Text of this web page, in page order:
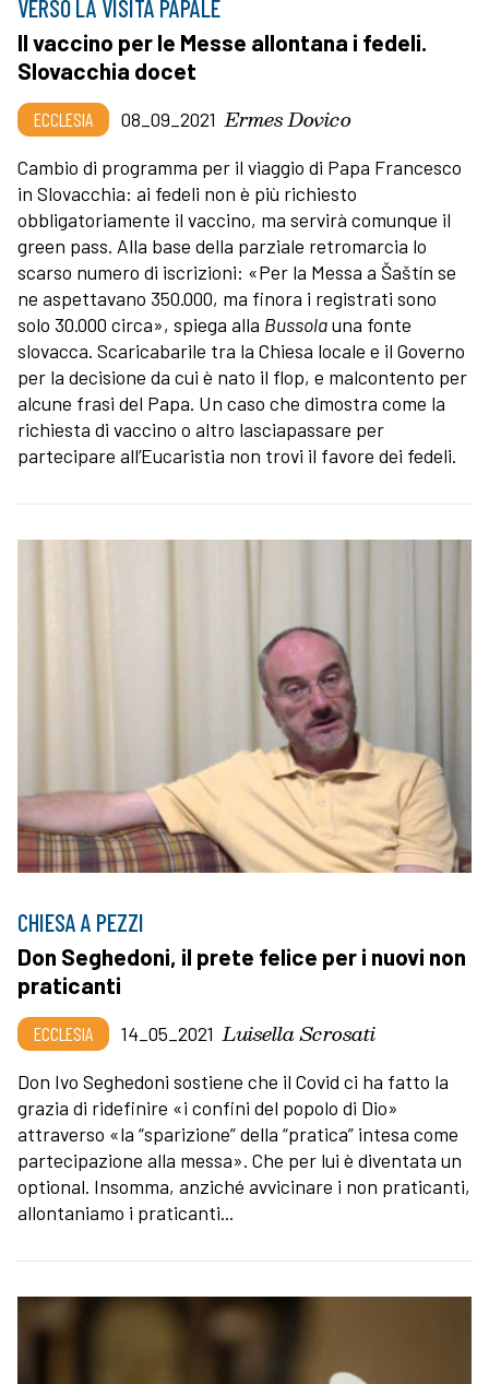
VERSO LA VISITA PAPALE
Il vaccino per le Messe allontana i fedeli.
Slovacchia docet
ECCLESIA 08_09_2021 Ermes Dovico
Cambio di programma per il viaggio di Papa Francesco
in Slovacchia: ai fedeli non è più richiesto
obbligatoriamente il vaccino, ma servirà comunque il
green pass. Alla base della parziale retromarcia lo
scarso numero di iscrizioni: «Per la Messa a Šaštín se
ne aspettavano 350.000, ma finora i registrati sono
solo 30.000 circa», spiega alla Bussolauna fonte
slovacca. Scaricabarile tra la Chiesa locale e il Governo
per la decisione da cui è nato il flop, e malcontento per
alcune frasi del Papa. Un caso che dimostra come la
richiesta di vaccino o altro lasciapassare per
partecipare all’Eucaristia non trovi il favore dei fedeli.
CHIESA A PEZZI
Don Seghedoni, il prete felice per i nuovi non
praticanti
ECCLESIA 14_05_2021 Luisella Scrosati
Don Ivo Seghedoni sostiene che il Covid ci ha fatto la
grazia di ridefinire «i confini del popolo di Dio»
attraverso «la “sparizione” della “pratica” intesa come
partecipazione alla messa». Che per lui è diventata un
optional. Insomma, anziché avvicinare i non praticanti,
allontaniamo i praticanti...